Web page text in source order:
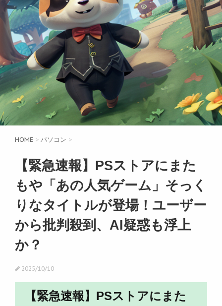
HOME > パソコン >
【緊急速報】PSストアにまた
もや「あの人気ゲーム」そっく
りなタイトルが登場！ユーザー
から批判殺到、AI疑惑も浮上
か？
2025/10/10
【緊急速報】PSストアにまた